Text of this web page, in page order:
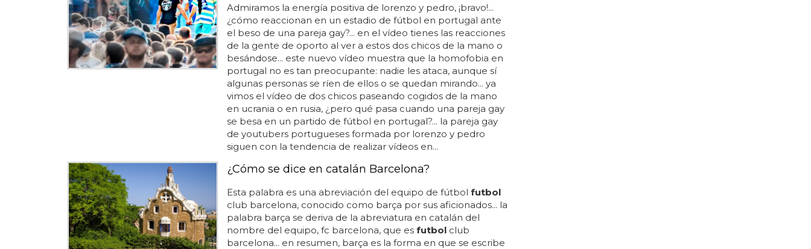
Admiramos la energía positiva de lorenzo y pedro, ¡bravo!...
¿cómo reaccionan en un estadio de fútbol en portugal ante
el beso de una pareja gay?... en el vídeo tienes las reacciones
de la gente de oporto al ver a estos dos chicos de la mano o
besándose... este nuevo vídeo muestra que la homofobia en
portugal no es tan preocupante: nadie les ataca, aunque sí
algunas personas se ríen de ellos o se quedan mirando... ya
vimos el vídeo de dos chicos paseando cogidos de la mano
en ucrania o en rusia, ¿pero qué pasa cuando una pareja gay
se besa en un partido de fútbol en portugal?... la pareja gay
de youtubers portugueses formada por lorenzo y pedro
siguen con la tendencia de realizar vídeos en...
¿Cómo se dice en catalán Barcelona?
Esta palabra es una abreviación del equipo de fútbol futbol
club barcelona, conocido como barça por sus aficionados... la
palabra barça se deriva de la abreviatura en catalán del
nombre del equipo, fc barcelona, que es futbolclub
barcelona... en resumen, barça es la forma en que se escribe